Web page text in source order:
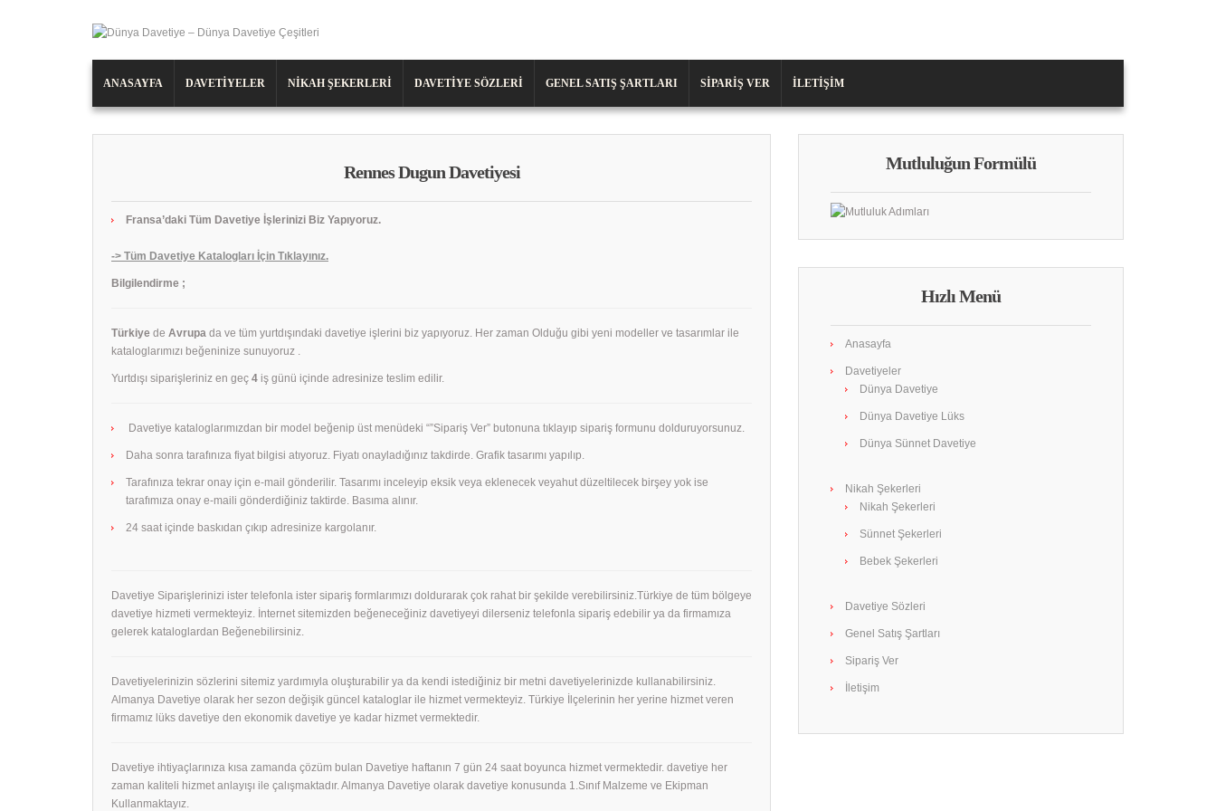
ANASAYFA DAVETIYELER NIKAH ŞEKERLERI DAVETIYE SÖZLERI GENEL SATIŞ ŞARTLARI SIPARIŞ VER İLETIŞIM
Rennes Dugun Davetiyesi
Fransa’daki Tüm Davetiye İşlerinizi Biz Yapıyoruz.
-> Tüm Davetiye Katalogları İçin Tıklayınız.
Bilgilendirme ;
Türkiye de Avrupa da ve tüm yurtdışındaki davetiye işlerini biz yapıyoruz. Her zaman Olduğu gibi yeni modeller ve tasarımlar ile
kataloglarımızı beğeninize sunuyoruz .
Yurtdışı siparişleriniz en geç 4 iş günü içinde adresinize teslim edilir.
Davetiye kataloglarımızdan bir model beğenip üst menüdeki “”Sipariş Ver” butonuna tıklayıp sipariş formunu dolduruyorsunuz.
Daha sonra tarafınıza fiyat bilgisi atıyoruz. Fiyatı onayladığınız takdirde. Grafik tasarımı yapılıp.
Tarafınıza tekrar onay için e-mail gönderilir. Tasarımı inceleyip eksik veya eklenecek veyahut düzeltilecek birşey yok ise
tarafımıza onay e-maili gönderdiğiniz taktirde. Basıma alınır.
24 saat içinde baskıdan çıkıp adresinize kargolanır.
Davetiye Siparişlerinizi ister telefonla ister sipariş formlarımızı doldurarak çok rahat bir şekilde verebilirsiniz.Türkiye de tüm bölgeye
davetiye hizmeti vermekteyiz. İnternet sitemizden beğeneceğiniz davetiyeyi dilerseniz telefonla sipariş edebilir ya da firmamıza
gelerek kataloglardan Beğenebilirsiniz.
Davetiyelerinizin sözlerini sitemiz yardımıyla oluşturabilir ya da kendi istediğiniz bir metni davetiyelerinizde kullanabilirsiniz.
Almanya Davetiye olarak her sezon değişik güncel kataloglar ile hizmet vermekteyiz. Türkiye İlçelerinin her yerine hizmet veren
firmamız lüks davetiye den ekonomik davetiye ye kadar hizmet vermektedir.
Davetiye ihtiyaçlarınıza kısa zamanda çözüm bulan Davetiye haftanın 7 gün 24 saat boyunca hizmet vermektedir. davetiye her
zaman kaliteli hizmet anlayışı ile çalışmaktadır. Almanya Davetiye olarak davetiye konusunda 1.Sınıf Malzeme ve Ekipman
Kullanmaktayız.
Mutluluğun Formülü
Hızlı Menü
Anasayfa
Davetiyeler
Dünya Davetiye
Dünya Davetiye Lüks
Dünya Sünnet Davetiye
Nikah Şekerleri
Nikah Şekerleri
Sünnet Şekerleri
Bebek Şekerleri
Davetiye Sözleri
Genel Satış Şartları
Sipariş Ver
İletişim